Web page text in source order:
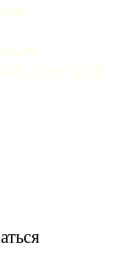
35-25 (c 12.00